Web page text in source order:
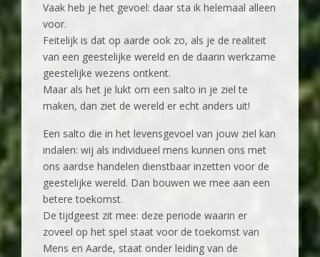
Vaak heb je het gevoel: daar sta ik helemaal alleen
voor.
Feitelijk is dat op aarde ook zo, als je de realiteit
van een geestelijke wereld en de daarin werkzame
geestelijke wezens ontkent.
Maar als het je lukt om een salto in je ziel te
maken, dan ziet de wereld er echt anders uit!
Een salto die in het levensgevoel van jouw ziel kan
indalen: wij als individueel mens kunnen ons met
ons aardse handelen dienstbaar inzetten voor de
geestelijke wereld. Dan bouwen we mee aan een
betere toekomst.
De tijdgeest zit mee: deze periode waarin er
zoveel op het spel staat voor de toekomst van
Mens en Aarde, staat onder leiding van de